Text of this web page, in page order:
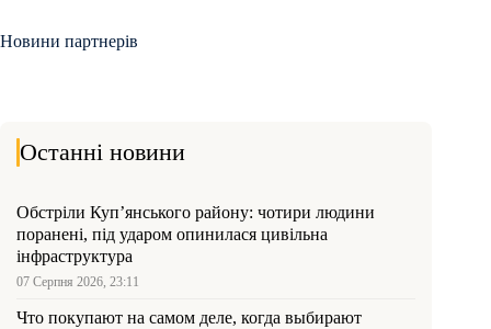
Новини партнерів
Останні новини
Обстріли Куп’янського району: чотири людини
поранені, під ударом опинилася цивільна
інфраструктура
07 Серпня 2026, 23:11
Что покупают на самом деле, когда выбирают